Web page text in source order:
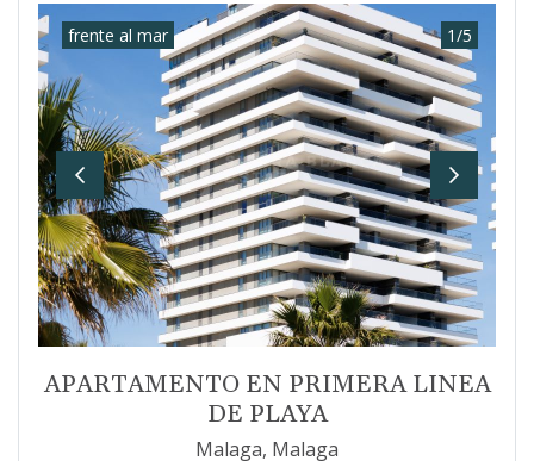
frente al mar
Previous Next
1/5
APARTAMENTO EN PRIMERA LINEA
DE PLAYA
Malaga, Malaga